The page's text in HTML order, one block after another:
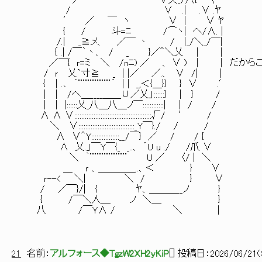
/ ∨ .| .∨ .ﾔ
′ ／ ￣ ヽ ∨ | ∨ ﾔ
{ / 斗=ﾆ /⌒ヽ| へ/∧. |
/.| _≧メ、 ／￣ 丶 / |_/＼_/￣|
｛ .| /￣｀丶、 / _ }／＾＼乂 | |
／￣{ ｒ=ミ ＼ /nﾆ) ／ 、 ∨ ) | | だからこそワシら
/ ｒ 乂`寸≧ _ | |／ ／.、 ∨ /| |
{ ｜.､ ｀¨¨¨¨¨¨¨´ | | _,＜{＿}} } ∨ .′
| | /へ＿____＿＿∪／乂」::::::} | } /
| | |::::::乂_八＿八＿ノ￣::::::::::::| | / /
∧ ∧ ∨::::::::::::::::::::::::::::::::::::::::::::√/ ′ /
＼ ∨::::::::::::::::::::::::::::::::_Y￣}./ / /
∧ ∨＾Y::::::::::::::::__/￣} ／ / / {
∧ 乂.」￣Y￣{_ _..、 ´U u ./ /爪 ∨
＼ ｀¨¨¨¨¨¨¨¨ U ／ 〈/ | ＼
＿ ｒ 、＿＿＿＿..、＜ } ∨
ｒ--< ＼| ＼ / } ∨
/ ／￣}/| { ﾔ、＿＿＿__ノ }
{ /￣＼人＿ ノ ＼＿ }
八 /￣Ｙ∧ / ＼ |
21 名前： アルフォース◆TgzW2XH2yKiP ] 投稿日： 2026/06/